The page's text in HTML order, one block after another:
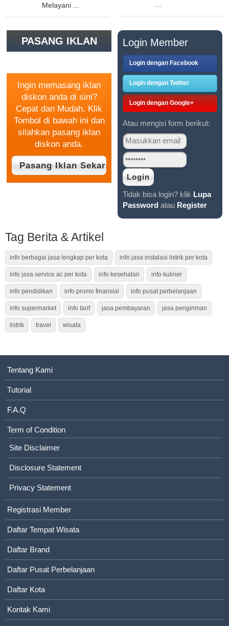
Melayani ...
PASANG IKLAN
Ingin memasang iklan
diskon anda di sini?
Cepat dan Mudah. Klik
Tombol di bawah ini dan
silahkan pasang iklan
diskon anda.
Login Member
Login dengan Facebook
Login dengan Twitter
Login dengan Google+
Atau mengisi form berikut:
Tidak bisa login? klik Lupa
Password atau Register
Tag Berita & Artikel
info berbagai jasa lengkap per kota info jasa instalasi listrik per kota
info jasa service ac per kota info kesehatan info kuliner
info pendidikan info promo finansial info pusat perbelanjaan
info supermarket info tarif jasa pembayaran jasa pengiriman
listrik travel wisata
Tentang Kami
Tutorial
F.A.Q
Term of Condition
Site Disclaimer
Disclosure Statement
Privacy Statement
Registrasi Member
Daftar Tempat Wisata
Daftar Brand
Daftar Pusat Perbelanjaan
Daftar Kota
Kontak Kami